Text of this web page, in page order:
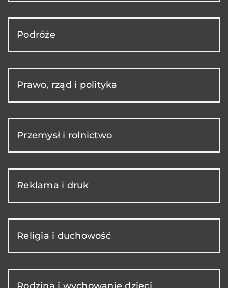
Podróże
Prawo, rząd i polityka
Przemysł i rolnictwo
Reklama i druk
Religia i duchowość